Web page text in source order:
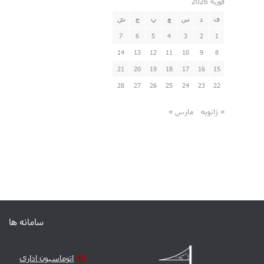
ی د س چ پ ج ش
1
2
3
4
5
6
7
8
9
10
11
12
13
14
15
16
17
18
19
20
21
22
23
24
25
26
27
28
« ژانویه مارس »
سامانه ها
اتوماسیون اداری